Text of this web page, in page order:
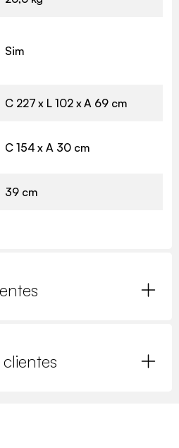
Sim
C 227 x L 102 x A 69 cm
C 154 x A 30 cm
39 cm